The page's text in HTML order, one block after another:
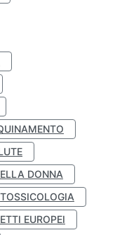
DONNA
TOSSICOLOGIA
EUROPEI